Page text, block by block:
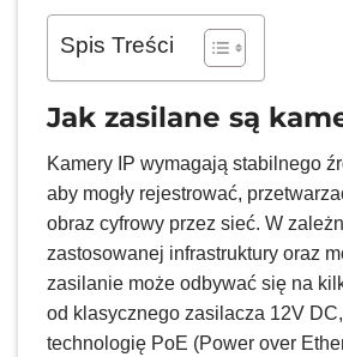
Spis Treści
Jak zasilane są
Kamery IP wymagają stabilnego
aby mogły rejestrować,
obraz cyfrowy przez sieć. W
zastosowanej infrastruktury oraz
zasilanie może odbywać się na
od klasycznego zasilacza 12V
technologię PoE (Power over